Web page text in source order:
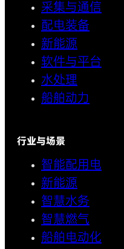
采集与通信
配电装备
新能源
软件与平台
水处理
船舶动力
行业与场景
智能配用电
新能源
智慧水务
智慧燃气
船舶电动化